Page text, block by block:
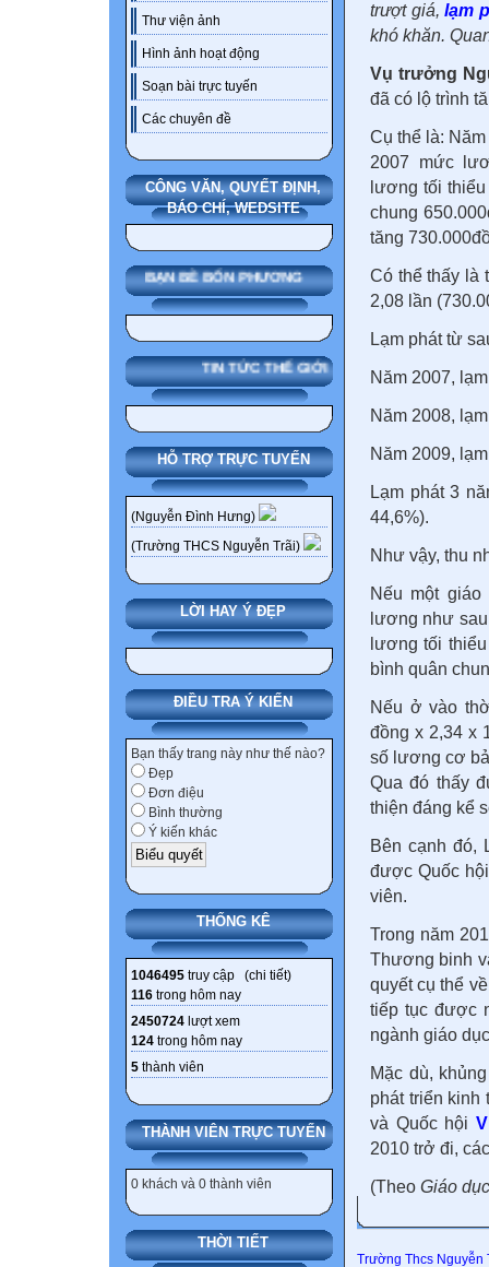
Thư viện ảnh
Hình ảnh hoạt động
Soạn bài trực tuyến
Các chuyên đề
CÔNG VĂN, QUYẾT ĐỊNH,
BÁO CHÍ, WEDSITE
BẠN BÈ BỐN PHƯƠNG
TIN TỨC THẾ GIỚI
HỖ TRỢ TRỰC TUYẾN
(Nguyễn Đình Hưng)
(Trường THCS Nguyễn Trãi)
LỜI HAY Ý ĐẸP
ĐIỀU TRA Ý KIẾN
Bạn thấy trang này như thế nào?
Đẹp
Đơn điệu
Bình thường
Ý kiến khác
THỐNG KÊ
1046495 truy cập (chi tiết)
116 trong hôm nay
2450724 lượt xem
124 trong hôm nay
5 thành viên
THÀNH VIÊN TRỰC TUYẾN
0 khách và 0 thành viên
THỜI TIẾT
trượt giá, lạm
khó khăn.
Vụ trưởng
đã có lộ trình
Cụ thể là:
2007 mức
lương tối
chung
tăng
Có thể thấy là
2,08 lần
Lạm phát từ
Năm 2007,
Năm 2008,
Năm 2009,
Lạm phát 3
44,6%).
Như vậy, thu
Nếu một
lương như
lương tối
bình quân
Nếu ở vào
đồng x 2,34 x
số lương cơ
Qua đó thấy
thiện đáng kể
Bên cạnh đó,
được Quốc
viên.
Trong năm
Thương binh
quyết cụ thể
tiếp tục được
ngành giáo
Mặc dù,
phát triển kinh
và Quốc hội
2010 trở đi,
(Theo Giáo
Trường Thcs Nguyễn